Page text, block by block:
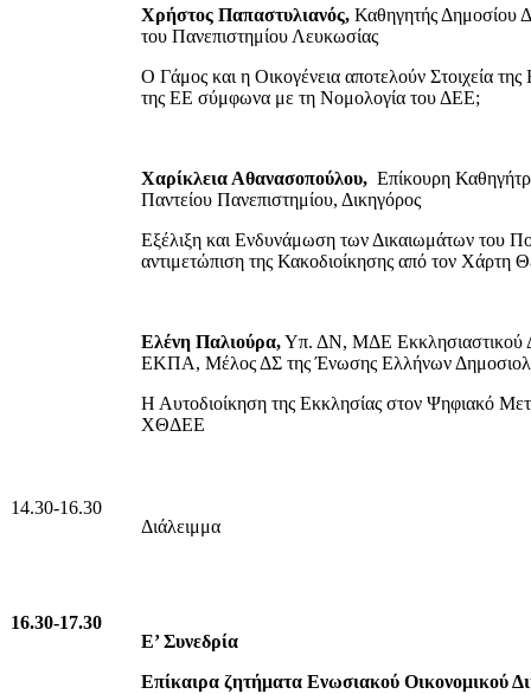
Χρήστος Παπαστυλιανός, Καθηγητής Δημοσίου
του Πανεπιστημίου Λευκωσίας
Ο Γάμος και η Οικογένεια αποτελούν Στοιχεία
της ΕΕ σύμφωνα με τη Νομολογία του ΔΕΕ;
Χαρίκλεια Αθανασοπούλου, Επίκουρη
Παντείου Πανεπιστημίου, Δικηγόρος
Εξέλιξη και Ενδυνάμωση των Δικαιωμάτων του
αντιμετώπιση της Κακοδιοίκησης από τον
Ελένη Παλιούρα,Υπ. ΔΝ, ΜΔΕ Εκκλησιαστικού
ΕΚΠΑ, Μέλος ΔΣ της Ένωσης Ελλήνων
Η Αυτοδιοίκηση της Εκκλησίας στον Ψηφιακό
ΧΘΔΕΕ
14.30-16.30
Διάλειμμα
16.30-17.30
Ε’ Συνεδρία
Επίκαιρα ζητήματα Ενωσιακού Οικονομικού